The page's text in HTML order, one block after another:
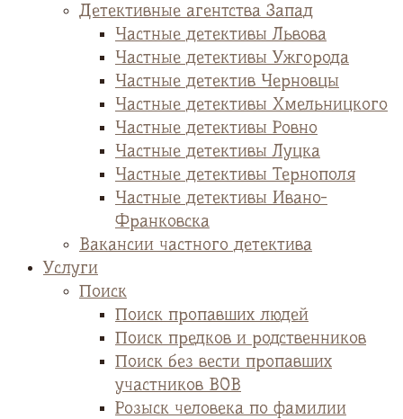
Детективные агентства Запад
Частные детективы Львова
Частные детективы Ужгорода
Частные детектив Черновцы
Частные детективы Хмельницкого
Частные детективы Ровно
Частные детективы Луцка
Частные детективы Тернополя
Частные детективы Ивано-
Франковска
Вакансии частного детектива
Услуги
Поиск
Поиск пропавших людей
Поиск предков и родственников
Поиск без вести пропавших
участников ВОВ
Розыск человека по фамилии